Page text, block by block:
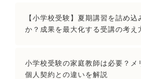
【小学校受験】夏期講習を詰め
か？成果を最大化する受講の考え
小学校受験の家庭教師は必要？メ
個人契約との違いを解説